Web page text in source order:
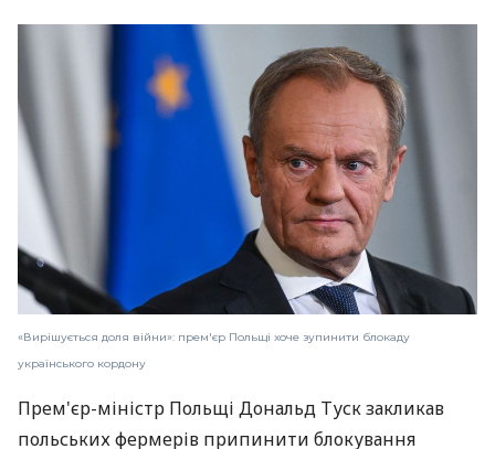
«Вирішується доля війни»: прем'єр Польщі хоче зупинити блокаду
українського кордону
Прем'єр-міністр Польщі Дональд Туск закликав
польських фермерів припинити блокування